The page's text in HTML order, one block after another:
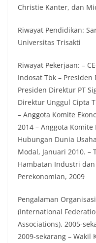
Christie Kanter, dan
Riwayat Pendidikan:
Universitas Trisakti
Riwayat Pekerjaan: –
Indosat Tbk –
Presiden Direktur PT
Direktur Unggul Cipta
– Anggota Komite
2014 – Anggota
Hubungan Dunia
Modal, Januari 2010. –
Hambatan Industri
Perekonomian, 2009
Pengalaman
(International
Associations), 2005-
2009-sekarang – Wakil